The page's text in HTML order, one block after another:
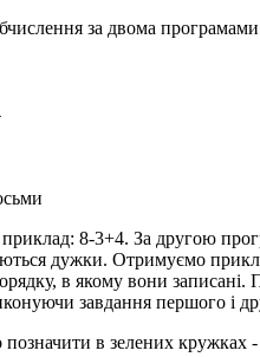
за двома
8-3+4. За другою
дужки. Отримуємо
в якому вони
завдання першого і
в зелених кружках